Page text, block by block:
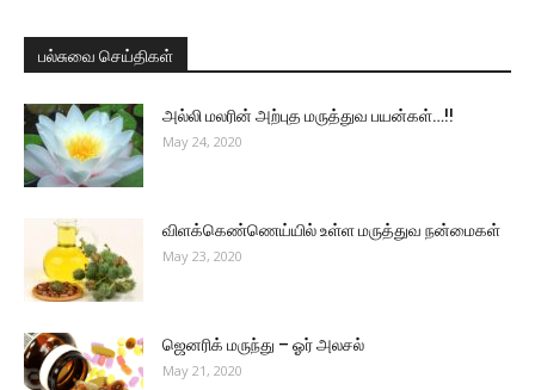
பல்சுவை செய்திகள்
அல்லி மலரின் அற்புத மருத்துவ பயன்கள்…!!
May 24, 2020
விளக்கெண்ணெய்யில் உள்ள மருத்துவ நன்மைகள்
May 23, 2020
ஜெனரிக் மருந்து – ஓர் அலசல்
May 21, 2020